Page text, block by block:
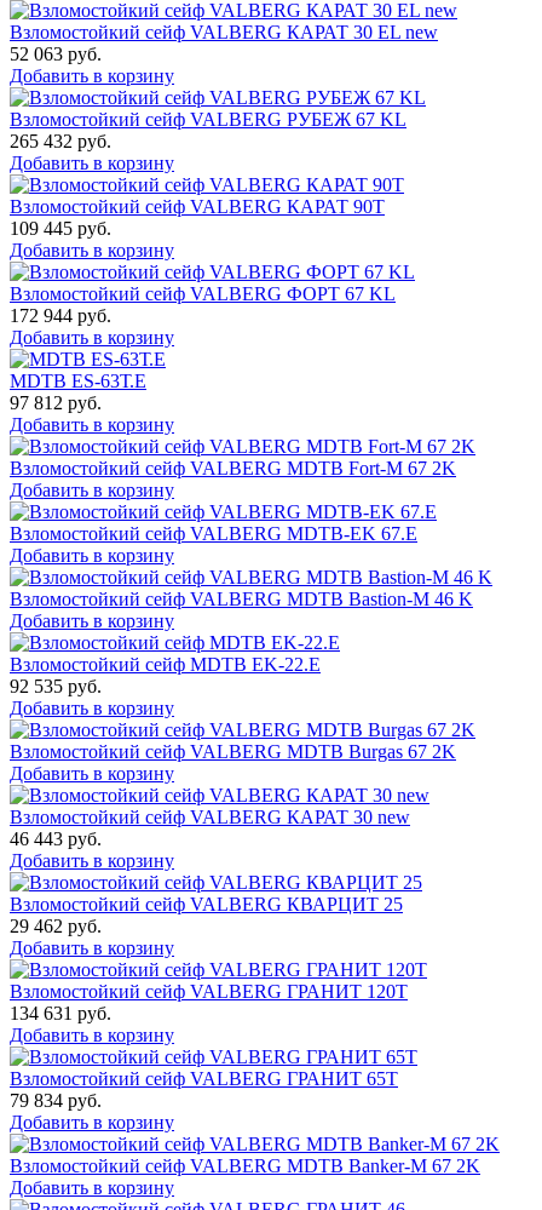
Взломостойкий сейф VALBERG КАРАТ 30 EL new
52 063 руб.
Добавить в корзину
Взломостойкий сейф VALBERG РУБЕЖ 67 KL
265 432 руб.
Добавить в корзину
Взломостойкий сейф VALBERG КАРАТ 90T
109 445 руб.
Добавить в корзину
Взломостойкий сейф VALBERG ФОРТ 67 KL
172 944 руб.
Добавить в корзину
MDTB ES-63Т.Е
97 812 руб.
Добавить в корзину
Взломостойкий сейф VALBERG MDTB Fort-M 67 2K
Добавить в корзину
Взломостойкий сейф VALBERG MDTB-EK 67.E
Добавить в корзину
Взломостойкий сейф VALBERG MDTB Bastion-M 46 K
Добавить в корзину
Взломостойкий сейф MDTB EK-22.E
92 535 руб.
Добавить в корзину
Взломостойкий сейф VALBERG MDTB Burgas 67 2K
Добавить в корзину
Взломостойкий сейф VALBERG КАРАТ 30 new
46 443 руб.
Добавить в корзину
Взломостойкий сейф VALBERG КВАРЦИТ 25
29 462 руб.
Добавить в корзину
Взломостойкий сейф VALBERG ГРАНИТ 120Т
134 631 руб.
Добавить в корзину
Взломостойкий сейф VALBERG ГРАНИТ 65Т
79 834 руб.
Добавить в корзину
Взломостойкий сейф VALBERG MDTB Banker-M 67 2K
Добавить в корзину